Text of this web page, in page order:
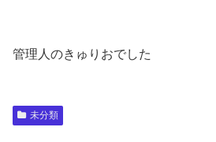
管理人のきゅりおでした
未分類